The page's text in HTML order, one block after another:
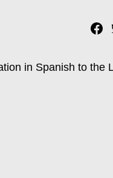
in Spanish to the